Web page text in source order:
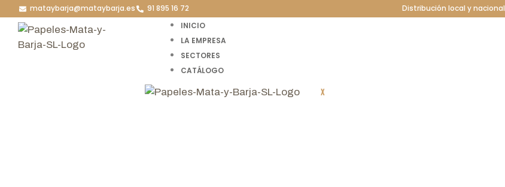
mataybarja@mataybarja.es 91 895 16 72 Distribución local y nacional
INICIO
LA EMPRESA
SECTORES
CATÁLOGO
X